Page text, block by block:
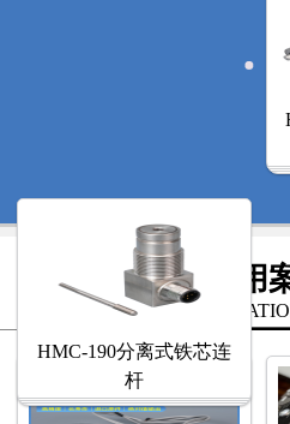
HMC-190分离式铁芯连
杆
应用